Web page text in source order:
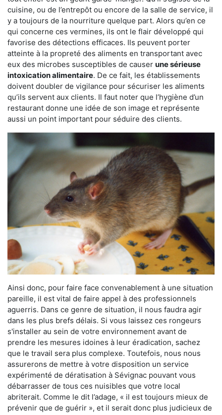
cuisine, ou de l’entrepôt ou encore de la salle de service, il
y a toujours de la nourriture quelque part. Alors qu’en ce
qui concerne ces vermines, ils ont le flair développé qui
favorise des détections efficaces. Ils peuvent porter
atteinte à la propreté des aliments en transportant avec
eux des microbes susceptibles de causer une sérieuse
intoxication alimentaire. De ce fait, les établissements
doivent doubler de vigilance pour sécuriser les aliments
qu’ils servent aux clients. Il faut noter que l’hygiène d’un
restaurant donne une idée de son image et représente
aussi un point important pour séduire des clients.
Ainsi donc, pour faire face convenablement à une situation
pareille, il est vital de faire appel à des professionnels
aguerris. Dans ce genre de situation, il nous faudra agir
dans les plus brefs délais. Si vous laissez ces rongeurs
s'installer au sein de votre environnement avant de
prendre les mesures idoines à leur éradication, sachez
que le travail sera plus complexe. Toutefois, nous nous
assurerons de mettre à votre disposition un service
expérimenté de dératisation à Sévignac pouvant vous
débarrasser de tous ces nuisibles que votre local
abriterait. Comme le dit l’adage, « il est toujours mieux de
prévenir que de guérir », et il serait donc plus judicieux de